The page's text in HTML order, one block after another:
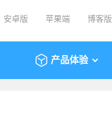
安卓版 苹果端 博客版
产品体验